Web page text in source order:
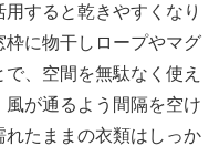
すると乾きやすくなり
枠に物干しロープやマグ
、空間を無駄なく使え
が通るよう間隔を空け
たままの衣類はしっか